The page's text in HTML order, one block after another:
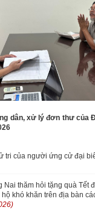
dân, xử lý đơn thư của
tri của người ứng cử đại
thăm hỏi tặng quà Tết
khó khăn trên địa bàn